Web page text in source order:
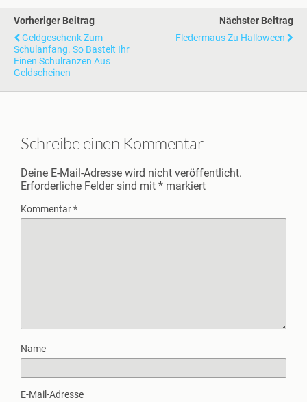
Vorheriger Beitrag
Geldgeschenk Zum
Schulanfang. So Bastelt Ihr
Einen Schulranzen Aus
Geldscheinen
Nächster Beitrag
Fledermaus Zu Halloween
Schreibe einen Kommentar
Deine E-Mail-Adresse wird nicht veröffentlicht.
Erforderliche Felder sind mit * markiert
Kommentar*
Name
E-Mail-Adresse